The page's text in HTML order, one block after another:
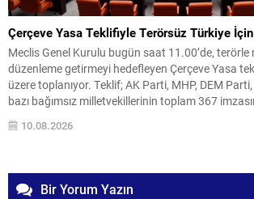
Çerçeve Yasa Teklifiyle Terörsüz Türkiye İçin
Meclis Genel Kurulu bugün saat 11.00’de,
düzenleme getirmeyi hedefleyen Çerçeve Yasa
üzere toplanıyor. Teklif; AK Parti, MHP, DEM Parti,
bazı bağımsız milletvekillerinin toplam 367
maddelik bir düzenlemeyi içeriyor. Teklifin
örgüt yapısını kurma veya yönetme, örgüte...
10.08.2026
Bir Yorum Yazın